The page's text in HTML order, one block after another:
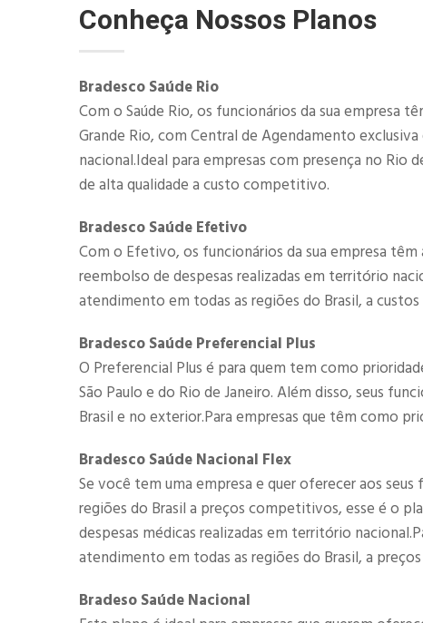
Conheça Nossos Planos
Bradesco Saúde Rio
Com o Saúde Rio, os funcionários da sua empresa
Grande Rio, com Central de Agendamento
nacional.Ideal para empresas com presença no Rio
de alta qualidade a custo competitivo.
Bradesco Saúde Efetivo
Com o Efetivo, os funcionários da sua empresa
reembolso de despesas realizadas em território
atendimento em todas as regiões do Brasil, a
Bradesco Saúde Preferencial Plus
O Preferencial Plus é para quem tem como
São Paulo e do Rio de Janeiro. Além disso, seus
Brasil e no exterior.Para empresas que têm como
Bradesco Saúde Nacional Flex
Se você tem uma empresa e quer oferecer aos
regiões do Brasil a preços competitivos, esse é o
despesas médicas realizadas em território
atendimento em todas as regiões do Brasil, a
Bradeso Saúde Nacional